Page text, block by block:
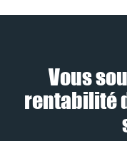
Vous
rentabilité